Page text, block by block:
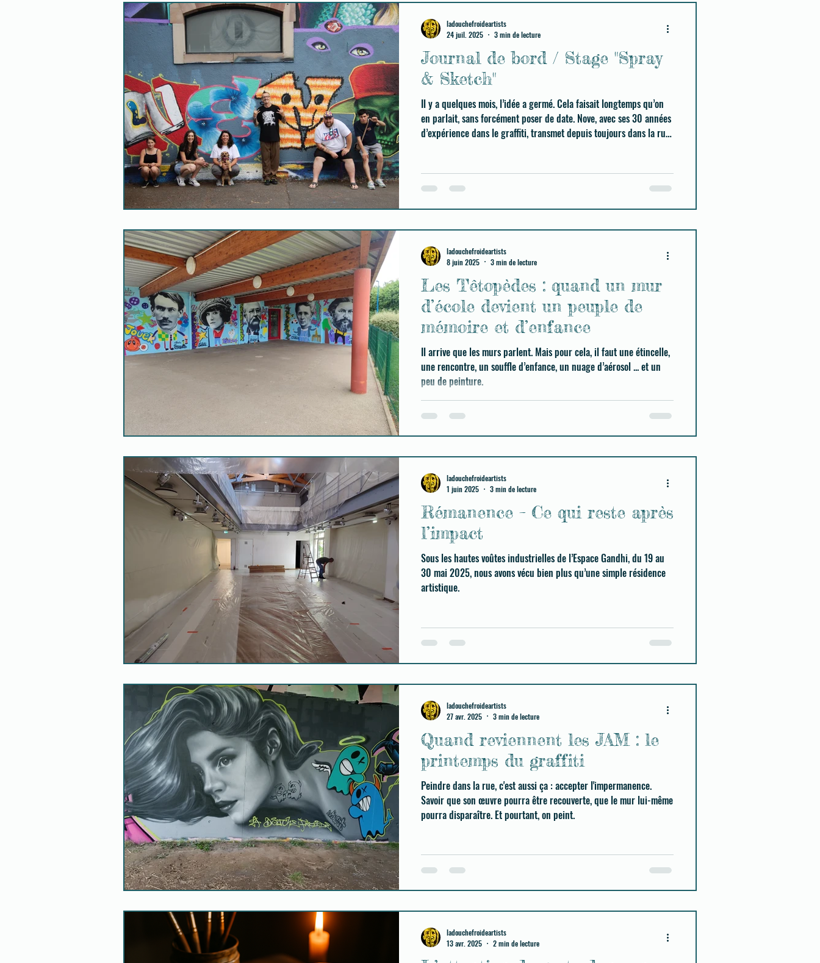
Journal de bord / Stage "Spray
& Sketch"
Il y a quelques mois, l’idée a germé. Cela faisait longtemps qu’on
en parlait, sans forcément poser de date. Nove, avec ses 30 années
d’expérience dans le graffiti, transmet depuis toujours dans la rue,
ladouchefroideartists
24 juil. 2025
3 min de lecture
Les Têtopèdes : quand un mur
d’école devient un peuple de
mémoire et d’enfance
Il arrive que les murs parlent. Mais pour cela, il faut une étincelle,
une rencontre, un souffle d’enfance, un nuage d’aérosol ... et un
peu de peinture.
ladouchefroideartists
8 juin 2025
3 min de lecture
Rémanence – Ce qui reste après
l’impact
Sous les hautes voûtes industrielles de l’Espace Gandhi, du 19 au
30 mai 2025, nous avons vécu bien plus qu’une simple résidence
artistique.
ladouchefroideartists
1 juin 2025
3 min de lecture
Quand reviennent les JAM : le
printemps du graffiti
Peindre dans la rue, c'est aussi ça : accepter l'impermanence.
Savoir que son œuvre pourra être recouverte, que le mur lui-même
pourra disparaître. Et pourtant, on peint.
ladouchefroideartists
27 avr. 2025
3 min de lecture
ladouchefroideartists
13 avr. 2025
2 min de lecture